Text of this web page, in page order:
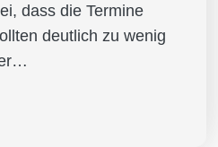
dass die Termine
deutlich zu wenig